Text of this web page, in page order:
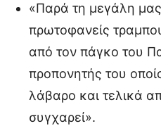
«Παρά τη μεγάλη
πρωτοφανείς
από τον πάγκο του
προπονητής του
λάβαρο και τελικά
συγχαρεί».